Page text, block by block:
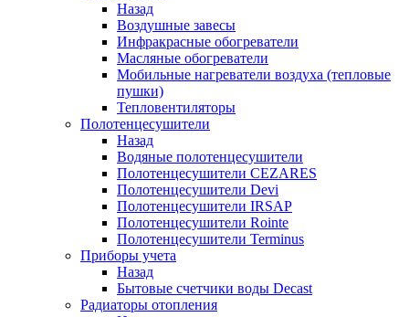
Назад
Воздушные завесы
Инфракрасные обогреватели
Масляные обогреватели
Мобильные нагреватели воздуха (тепловые
пушки)
Тепловентиляторы
Полотенцесушители
Назад
Водяные полотенцесушители
Полотенцесушители CEZARES
Полотенцесушители Devi
Полотенцесушители IRSAP
Полотенцесушители Rointe
Полотенцесушители Terminus
Приборы учета
Назад
Бытовые счетчики воды Decast
Радиаторы отопления